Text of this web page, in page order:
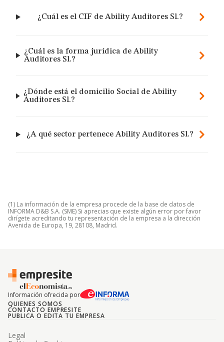
¿Cuál es el CIF de Ability Auditores Sl.?
¿Cuál es la forma jurídica de Ability
Auditores Sl.?
¿Dónde está el domicilio Social de Ability
Auditores Sl.?
¿A qué sector pertenece Ability Auditores Sl.?
(1) La información de la empresa procede de la base de datos de
INFORMA D&B S.A. (SME) Si aprecias que existe algún error por favor
dirígete acreditando tu representación de la empresa a la dirección
Avenida de Europa, 19, 28108, Madrid.
Información ofrecida por
QUIENES SOMOS
CONTACTO EMPRESITE
PUBLICA O EDITA TU EMPRESA
Legal